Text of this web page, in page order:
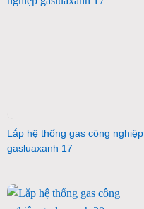
Lắp hệ thống gas công nghiệp
gasluaxanh 17